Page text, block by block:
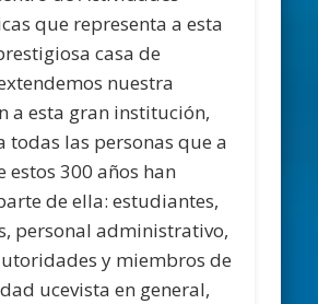
que representa a esta
casa de
nuestra
a esta gran institución,
todas las personas que a
estos 300 años han
de ella: estudiantes,
personal administrativo,
y miembros de
ucevista en general,